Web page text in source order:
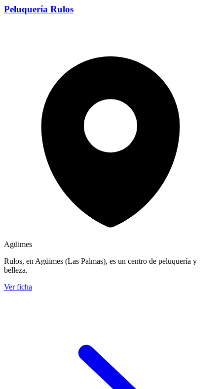
Peluquería Rulos
Agüimes
Rulos, en Agüimes (Las Palmas), es un centro de peluquería y
belleza.
Ver ficha